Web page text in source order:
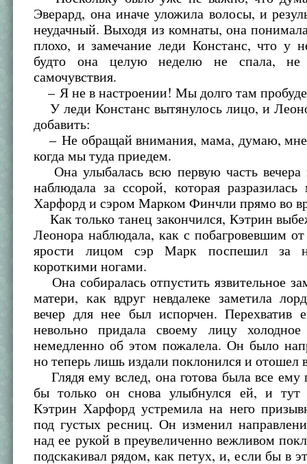
Эверард, она иначе уложила волосы, и
неудачный. Выходя из комнаты, она
плохо, и замечание леди Констанс, что у
будто она целую неделю не спала, не
самочувствия.
– Я не в настроении! Мы долго там
У леди Констанс вытянулось лицо, и
добавить:
– Не обращай внимания, мама, думаю, мне
когда мы туда приедем.
Она улыбалась всю первую часть вечера
наблюдала за ссорой, которая
Харфорд и сэром Марком Финчли прямо во
Как только танец закончился, Кэтрин
Леонора наблюдала, как с побагровевшим
ярости лицом сэр Марк поспешил за
короткими ногами.
Она собиралась отпустить язвительное
матери, как вдруг невдалеке заметила
вечер для нее был испорчен. Перехватив
невольно придала своему лицу
немедленно об этом пожалела. Он было
но теперь лишь издали поклонился и отошел
Глядя ему вслед, она готова была все ему
бы только он снова улыбнулся ей, и тут
Кэтрин Харфорд устремила на него
под густых ресниц. Он изменил
над ее рукой в преувеличенно вежливом
подскакивал рядом, как петух, и, если бы в